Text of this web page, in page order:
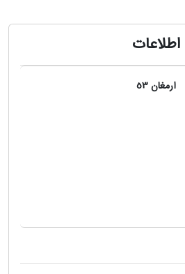
اطلاعات
ارمغان 53